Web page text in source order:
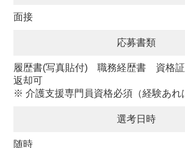
面接
応募書類
履歴書(写真貼付) 職務経歴書 資格
返却可
※ 介護支援専門員資格必須（経験あれ
選考日時
随時